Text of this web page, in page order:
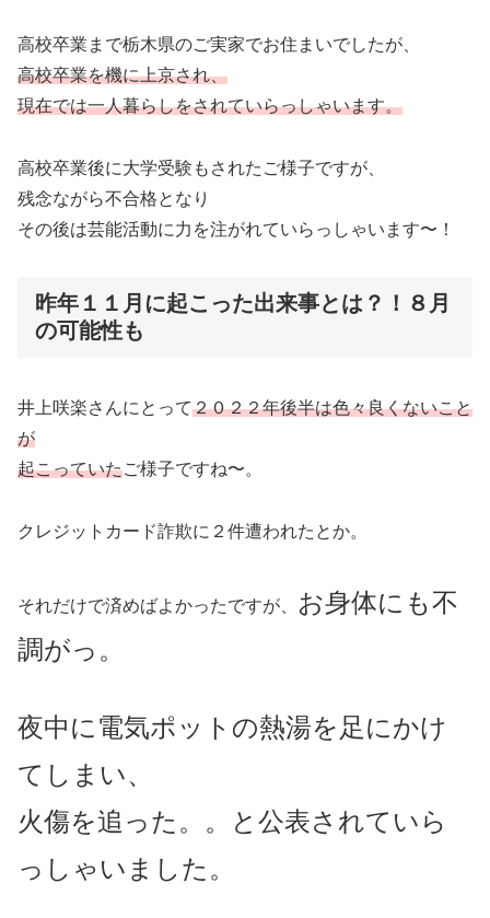
高校卒業まで栃木県のご実家でお住まいでしたが、
高校卒業を機に上京され、
現在では一人暮らしをされていらっしゃいます。
高校卒業後に大学受験もされたご様子ですが、
残念ながら不合格となり
その後は芸能活動に力を注がれていらっしゃいます〜！
昨年１１月に起こった出来事とは？！８月
の可能性も
井上咲楽さんにとって２０２２年後半は色々良くないこと
が
起こっていたご様子ですね〜。
クレジットカード詐欺に２件遭われたとか。
それだけで済めばよかったですが、
お身体にも不
調がっ。
夜中に電気ポットの熱湯を足にかけ
てしまい、
火傷を追った。。と公表されていら
っしゃいました。